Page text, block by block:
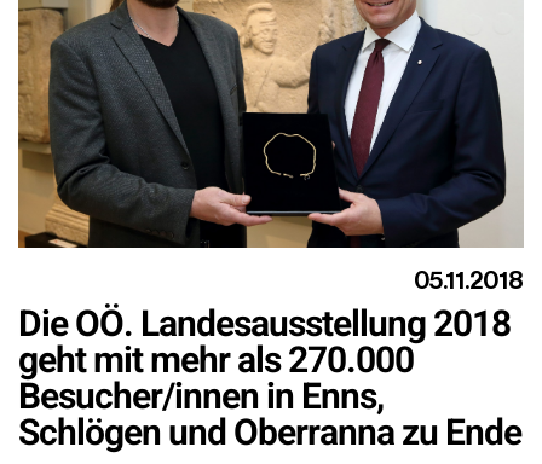
05.11.2018
Die OÖ. Landesausstellung 2018
geht mit mehr als 270.000
Besucher/innen in Enns,
Schlögen und Oberranna zu Ende